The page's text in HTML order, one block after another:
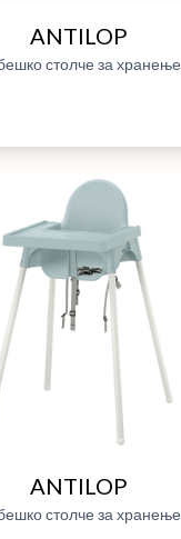
ANTILOP
столче за хранење
ANTILOP
столче за хранење